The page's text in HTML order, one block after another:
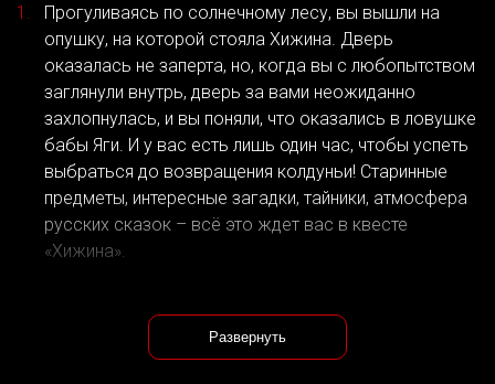
Прогуливаясь по солнечному лесу, вы вышли на
опушку, на которой стояла Хижина. Дверь
оказалась не заперта, но, когда вы с любопытством
заглянули внутрь, дверь за вами неожиданно
захлопнулась, и вы поняли, что оказались в ловушке
бабы Яги. И у вас есть лишь один час, чтобы успеть
выбраться до возвращения колдуньи! Старинные
предметы, интересные загадки, тайники, атмосфера
русских сказок – всё это ждет вас в квесте
«Хижина».
Развернуть